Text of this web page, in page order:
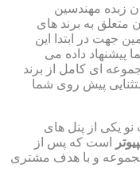
زبده مهندسین
متعلق به برند های
جهت در ابتدا این
پیشنهاد داده می
ای کامل از برند
پیش روی شما
یکی از پنل های
است که پس از
و با هدف مشتری